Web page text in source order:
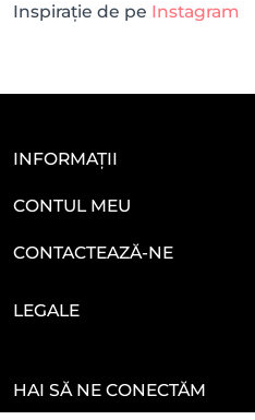
Inspirație de pe Instagram
INFORMAȚII
CONTUL MEU
CONTACTEAZĂ-NE
LEGALE
HAI SĂ NE CONECTĂM